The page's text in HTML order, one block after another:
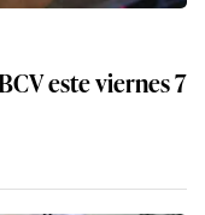
este viernes 7